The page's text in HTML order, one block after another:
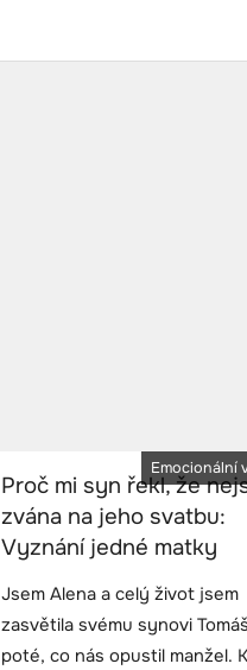
Emocionální
Proč mi syn řekl, že
zvána na jeho svatbu:
Vyznání jedné matky
Jsem Alena a celý život jsem
zasvětila svému synovi
poté, co nás opustil manžel.